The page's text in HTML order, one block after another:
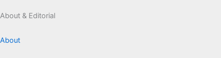
About & Editorial
About